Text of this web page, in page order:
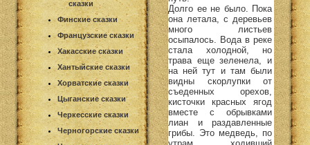
сказки
Финские сказки
Французские сказки
Хакасские сказки
Хантыйские сказки
Хорватские сказки
Цыганские сказки
Черкесские сказки
Черногорские сказки
Долго ее не было. Пока
она летала, с деревьев
много листьев
осыпалось. Вода в реке
стала холодной, но
трава еще зеленела, и
на ней тут и там были
видны скорлупки от
съеденных орехов,
кисточки красных ягод
вместе с обрывками
лиан и раздавленные
грибы. Это медведь, по